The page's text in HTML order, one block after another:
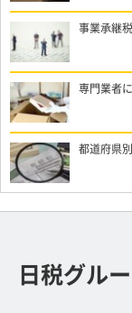
事業承継
専門業者
都道府県
日税グル